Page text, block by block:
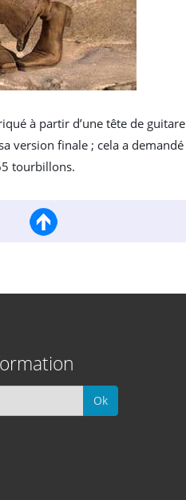
à partir d’une tête de guitare
version finale ; cela a demandé
tourbillons.
Ok